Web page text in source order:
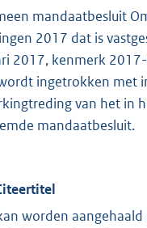
mandaatbesluit
2017 dat is
2017, kenmerk
ingetrokken met
van het in
mandaatbesluit.
worden aangehaald